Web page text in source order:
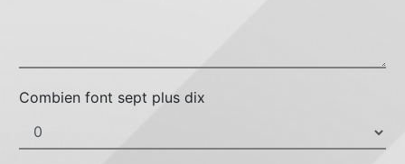
Combien font sept plus dix